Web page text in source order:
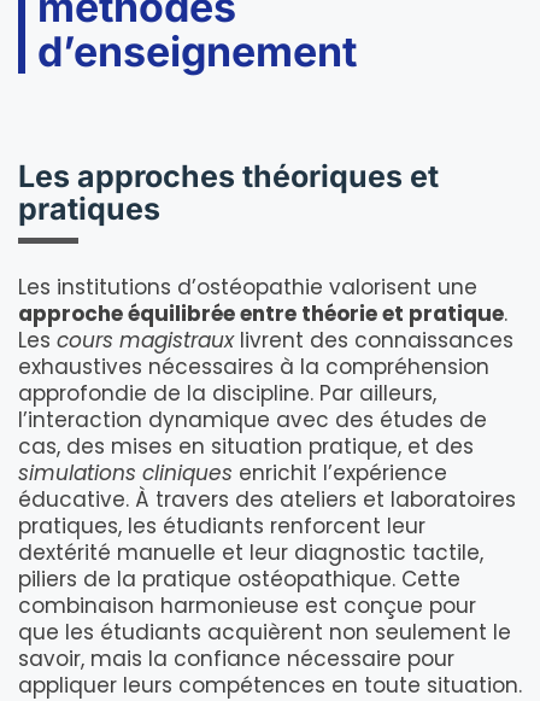
d’enseignement
Les approches théoriques et
pratiques
Les institutions d’ostéopathie valorisent une
approche équilibrée entre théorie et pratique.
Les cours magistrauxlivrent des connaissances
exhaustives nécessaires à la compréhension
approfondie de la discipline. Par ailleurs,
l’interaction dynamique avec des études de
cas, des mises en situation pratique, et des
simulations cliniques enrichit l’expérience
éducative. À travers des ateliers et laboratoires
pratiques, les étudiants renforcent leur
dextérité manuelle et leur diagnostic tactile,
piliers de la pratique ostéopathique. Cette
combinaison harmonieuse est conçue pour
que les étudiants acquièrent non seulement le
savoir, mais la confiance nécessaire pour
appliquer leurs compétences en toute situation.